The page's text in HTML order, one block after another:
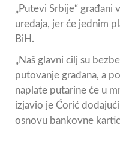
„Putevi Srbije“ građani
uređaja, jer će jednim
BiH.
„Naš glavni cilj su
putovanje građana, a
naplate putarine će u
izjavio je Ćorić
osnovu bankovne